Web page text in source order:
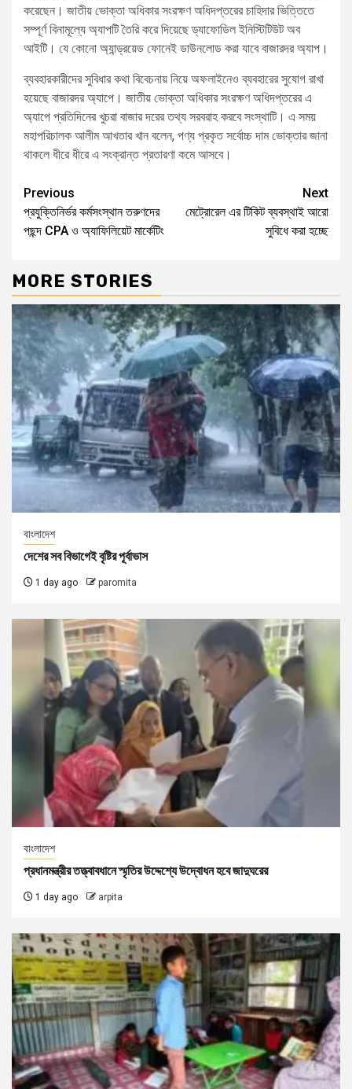
করেছেন। জাতীয় ভোক্তা অধিকার সংরক্ষণ অধিদপ্তরের চাহিদার ভিত্তিতে
সম্পূর্ণ বিনামূল্যে অ্যাপটি তৈরি করে দিয়েছে ড্যাফোডিল ইনিস্টিটিউট অব
আইটি। যে কোনো অ্যান্ড্রয়েড ফোনেই ডাউনলোড করা যাবে বাজারদর অ্যাপ।
ব্যবহারকারীদের সুবিধার কথা বিবেচনায় নিয়ে অফলাইনেও ব্যবহারের সুযোগ রাখা
হয়েছে বাজারদর অ্যাপে। জাতীয় ভোক্তা অধিকার সংরক্ষণ অধিদপ্তরের এ
অ্যাপে প্রতিদিনের খুচরা বাজার দরের তথ্য সরবরাহ করবে সংস্থাটি। এ সময়
মহাপরিচালক আলীম আখতার খান বলেন, পণ্য প্রকৃত সর্বোচ্চ দাম ভোক্তার জানা
থাকলে ধীরে ধীরে এ সংক্রান্ত প্রতারণা কমে আসবে।
Previous
প্রযুক্তিনির্ভর কর্মসংস্থান তরুণদের
পছন্দ CPA ও অ্যাফিলিয়েট মার্কেটিং
Next
মেট্রোরেল এর টিকিট ব্যবস্থাই আরো
সুবিধে করা হচ্ছে
MORE STORIES
বাংলাদেশ
দেশের সব বিভাগেই বৃষ্টির পূর্বাভাস
1 day ago paromita
বাংলাদেশ
প্রধানমন্ত্রীর তত্ত্বাবধানে স্মৃতির উদ্দেশ্যে উদ্বোধন হবে জাদুঘরের
1 day ago arpita